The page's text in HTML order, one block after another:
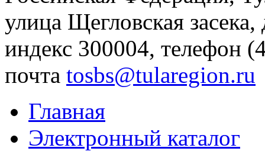
улица Щегловская
индекс 300004, телефон
почта tosbs@tularegion.ru
Главная
Электронный каталог